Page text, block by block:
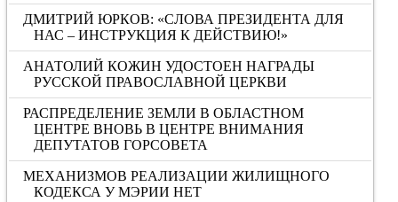
ДМИТРИЙ ЮРКОВ: «CЛОВА ПРЕЗИДЕНТА ДЛЯ
НАС – ИНСТРУКЦИЯ К ДЕЙСТВИЮ!»
АНАТОЛИЙ КОЖИН УДОСТОЕН НАГРАДЫ
РУССКОЙ ПРАВОСЛАВНОЙ ЦЕРКВИ
РАСПРЕДЕЛЕНИЕ ЗЕМЛИ В ОБЛАСТНОМ
ЦЕНТРЕ ВНОВЬ В ЦЕНТРЕ ВНИМАНИЯ
ДЕПУТАТОВ ГОРСОВЕТА
МЕХАНИЗМОВ РЕАЛИЗАЦИИ ЖИЛИЩНОГО
КОДЕКСА У МЭРИИ НЕТ